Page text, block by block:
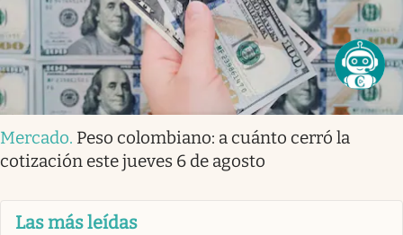
Mercado. Peso colombiano: a cuánto cerró la
cotización este jueves 6 de agosto
Las más leídas